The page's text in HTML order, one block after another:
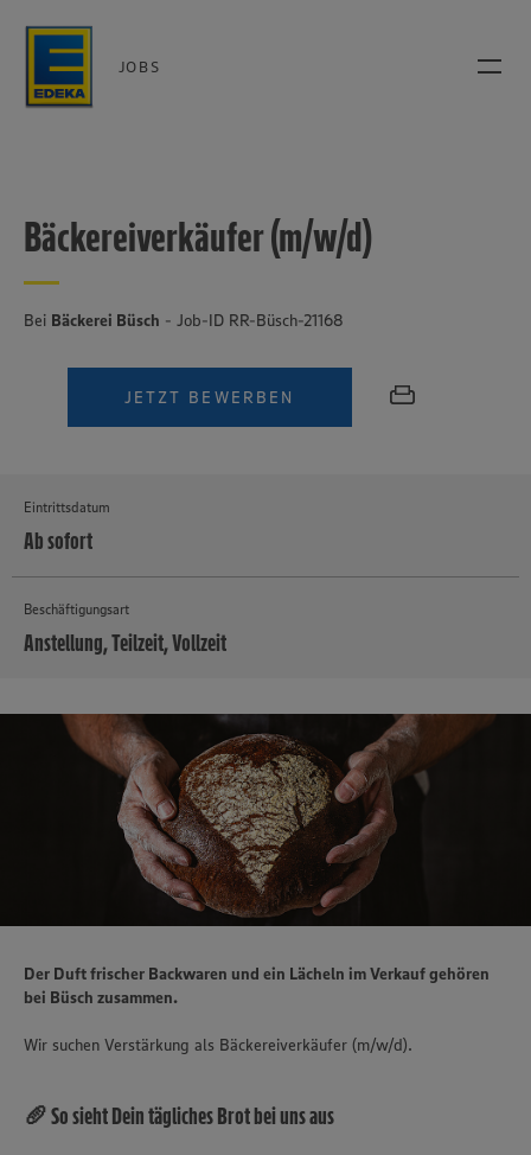
JOBS
Bäckereiverkäufer (m/w/d)
Bei Bäckerei Büsch - Job-ID RR-Büsch-21168
JETZT BEWERBEN
Eintrittsdatum
Ab sofort
Beschäftigungsart
Anstellung, Teilzeit, Vollzeit
Der Duft frischer Backwaren und ein Lächeln im Verkauf gehören
bei Büsch zusammen.
Wir suchen Verstärkung als Bäckereiverkäufer (m/w/d).
🥖 So sieht Dein tägliches Brot bei uns aus